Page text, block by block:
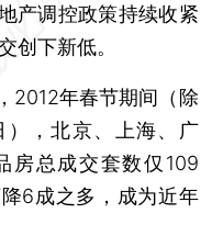
产调控政策持续收紧
创下新低。
年春节期间（除
，北京、上海、广
房总成交套数仅109
6成之多，成为近年